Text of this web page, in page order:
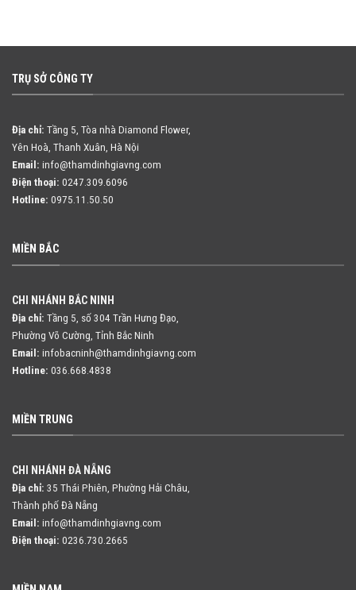
TRỤ SỞ CÔNG TY
Địa chỉ: Tầng 5, Tòa nhà Diamond Flower,
Yên Hoà, Thanh Xuân, Hà Nội
Email: info@thamdinhgiavng.com
Điện thoại: 0247.309.6096
Hotline: 0975.11.50.50
MIỀN BẮC
CHI NHÁNH BẮC NINH
Địa chỉ: Tầng 5, số 304 Trần Hưng Đạo,
Phường Võ Cường, Tỉnh Bắc Ninh
Email: infobacninh@thamdinhgiavng.com
Hotline: 036.668.4838
MIỀN TRUNG
CHI NHÁNH ĐÀ NẴNG
Địa chỉ: 35 Thái Phiên, Phường Hải Châu,
Thành phố Đà Nẵng
Email: info@thamdinhgiavng.com
Điện thoại: 0236.730.2665